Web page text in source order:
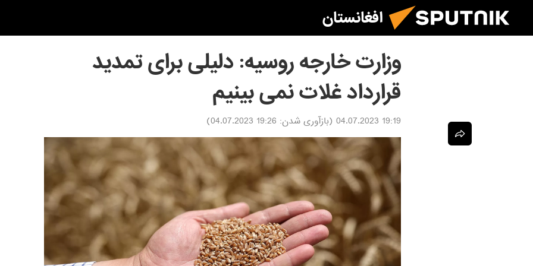
افغانستان
وزارت خارجه روسیه: دلیلی برای تمدید
قرارداد غلات نمی بینیم
19:19 04.07.2023 (بازآوری شدن: 19:26 04.07.2023
)